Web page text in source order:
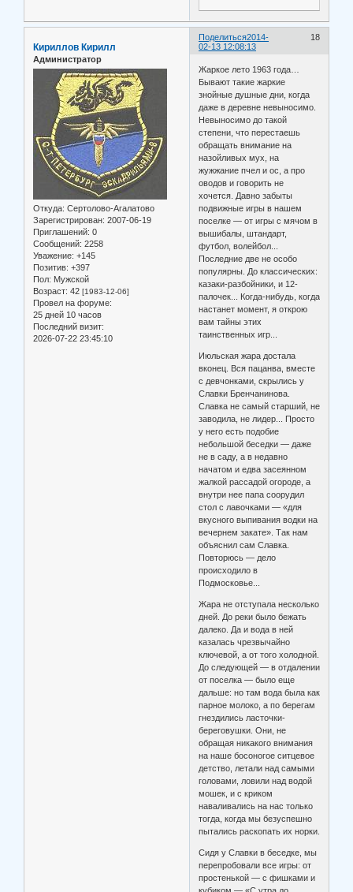
Поделиться 18
2014-
02-13 12:08:13
Кириллов Кирилл
Администратор
Откуда: Сертолово-Агалатово
Зарегистрирован: 2007-06-19
Приглашений: 0
Сообщений: 2258
Уважение: +145
Позитив: +397
Пол: Мужской
Возраст: 42 [1983-12-06]
Провел на форуме:
25 дней 10 часов
Последний визит:
2026-07-22 23:45:10
Жаркое лето 1963 года…
Бывают такие жаркие
знойные душные дни, когда
даже в деревне невыносимо.
Невыносимо до такой
степени, что перестаешь
обращать внимание на
назойливых мух, на
жужжание пчел и ос, а про
оводов и говорить не
хочется. Давно забыты
подвижные игры в нашем
поселке — от игры с мячом в
вышибалы, штандарт,
футбол, волейбол...
Последние две не особо
популярны. До классических:
казаки-разбойники, и 12-
палочек... Когда-нибудь, когда
настанет момент, я открою
вам тайны этих
таинственных игр...
Июльская жара достала
вконец. Вся пацанва, вместе
с девчонками, скрылись у
Славки Бренчанинова.
Славка не самый старший, не
заводила, не лидер... Просто
у него есть подобие
небольшой беседки — даже
не в саду, а в недавно
начатом и едва засеянном
жалкой рассадой огороде, а
внутри нее папа соорудил
стол с лавочками — «для
вкусного выпивания водки на
вечернем закате». Так нам
объяснил сам Славка.
Повторюсь — дело
происходило в
Подмосковье...
Жара не отступала несколько
дней. До реки было бежать
далеко. Да и вода в ней
казалась чрезвычайно
ключевой, а от того холодной.
До следующей — в отдалении
от поселка — было еще
дальше: но там вода была как
парное молоко, а по берегам
гнездились ласточки-
береговушки. Они, не
обращая никакого внимания
на наше босоногое ситцевое
детство, летали над самыми
головами, ловили над водой
мошек, и с криком
наваливались на нас только
тогда, когда мы безуспешно
пытались раскопать их норки.
Сидя у Славки в беседке, мы
перепробовали все игры: от
простенькой — с фишками и